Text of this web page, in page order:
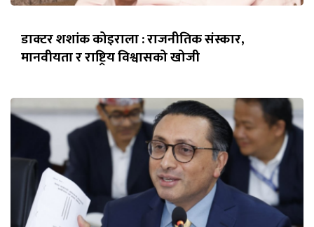
डाक्टर शशांक कोइराला : राजनीतिक संस्कार,
मानवीयता र राष्ट्रिय विश्वासको खोजी